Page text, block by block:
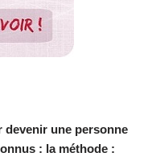
devenir une personne
: la méthode :